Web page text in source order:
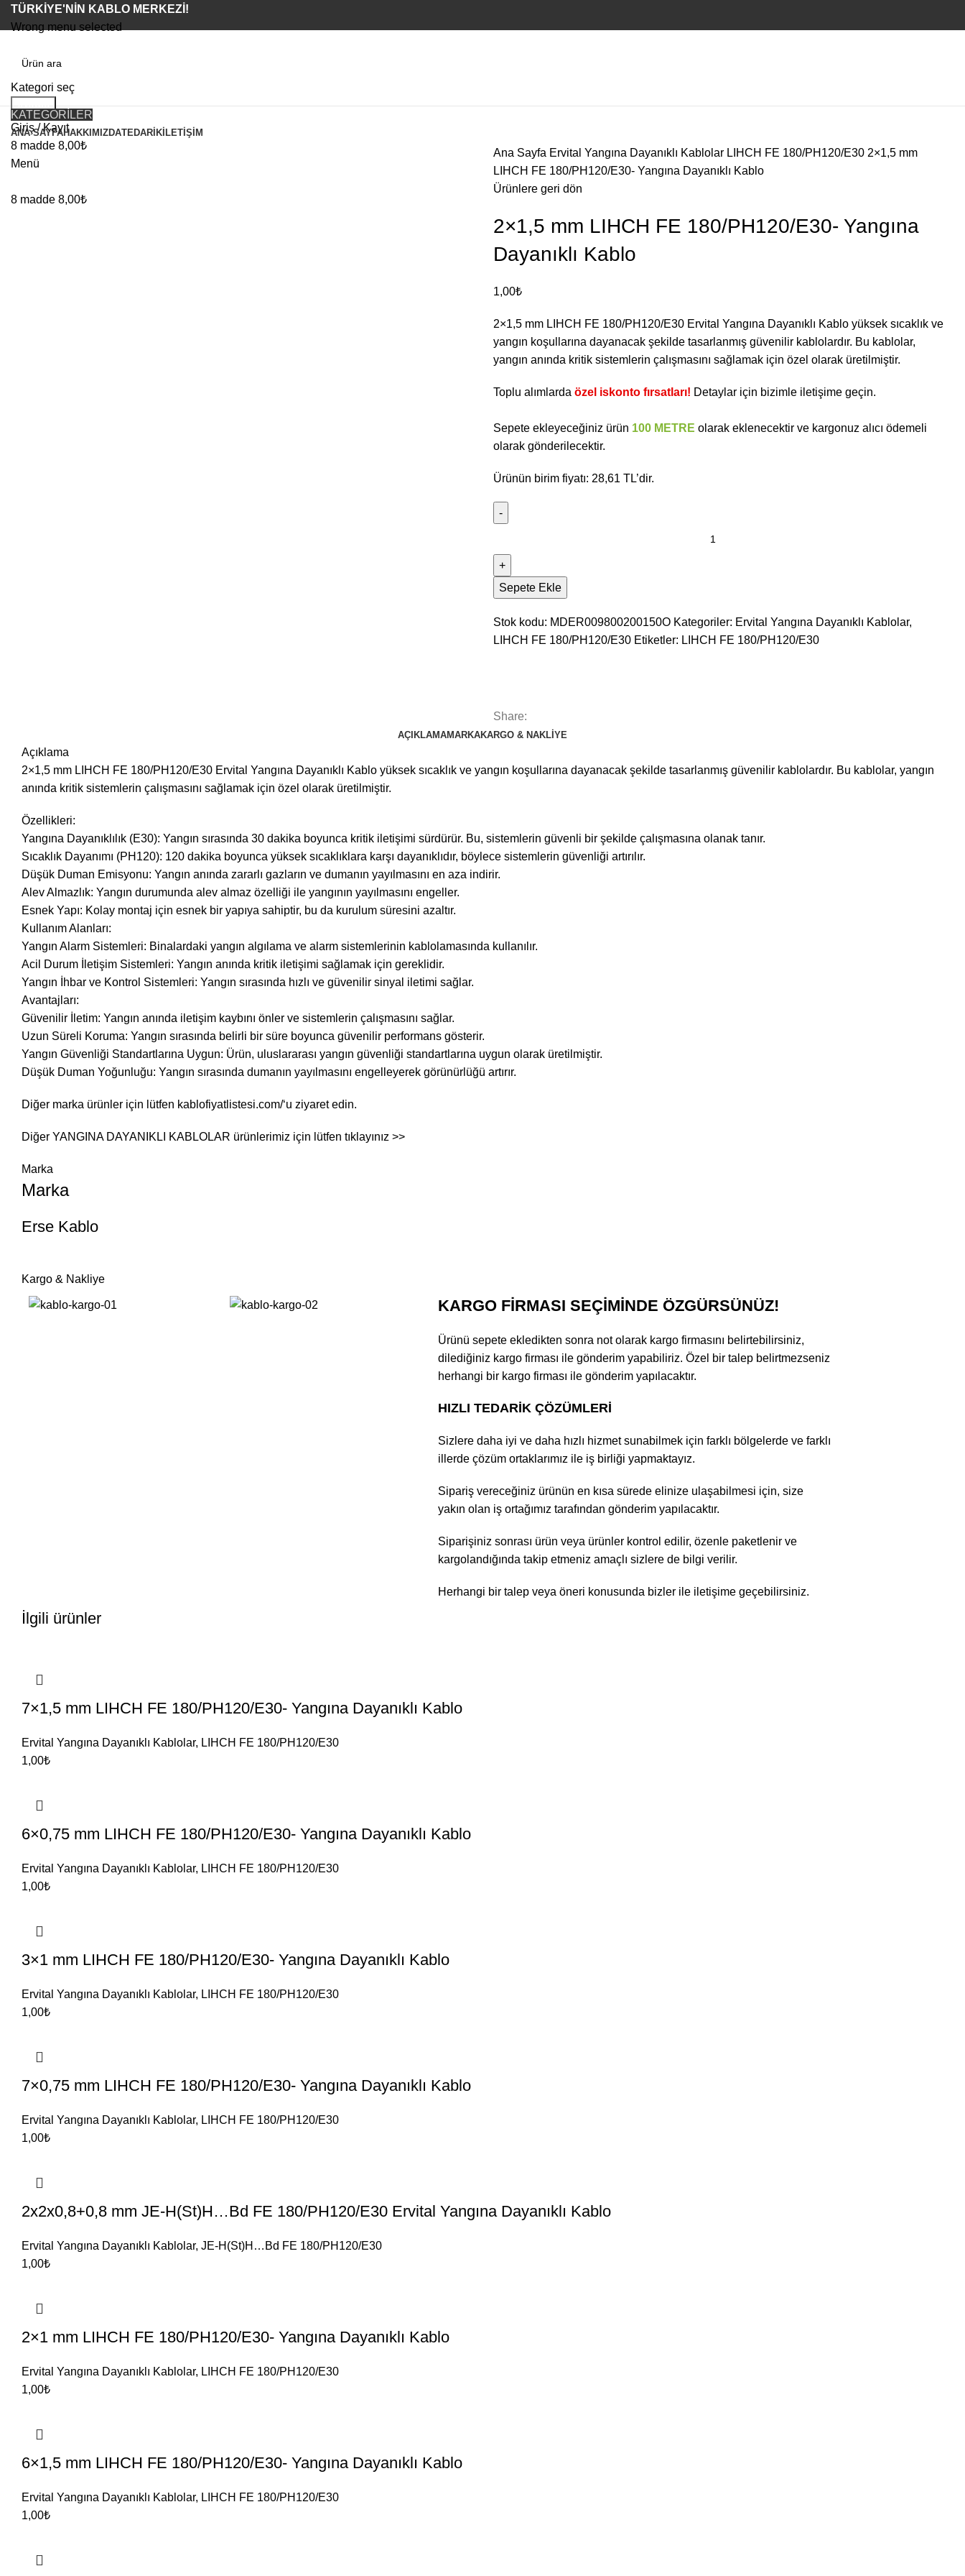
TÜRKİYE'NİN KABLO MERKEZİ!
Wrong menu selected
Kategori seç
Arama
Giriş / Kayıt
8 madde 8,00₺
Menü
8 madde 8,00₺
KATEGORİLER
ANA SAYFAHAKKIMIZDATEDARIK İLETIŞIM
Ana Sayfa Ervital Yangına Dayanıklı Kablolar LIHCH FE 180/PH120/E30 2×1,5 mm
LIHCH FE 180/PH120/E30- Yangına Dayanıklı Kablo
Ürünlere geri dön
2×1,5 mm LIHCH FE 180/PH120/E30- Yangına
Dayanıklı Kablo
1,00₺
2×1,5 mm LIHCH FE 180/PH120/E30 Ervital Yangına Dayanıklı Kablo yüksek sıcaklık ve
yangın koşullarına dayanacak şekilde tasarlanmış güvenilir kablolardır. Bu kablolar,
yangın anında kritik sistemlerin çalışmasını sağlamak için özel olarak üretilmiştir.
Toplu alımlarda özel iskonto fırsatları! Detaylar için bizimle iletişime geçin.
Sepete ekleyeceğiniz ürün 100 METRE olarak eklenecektir ve kargonuz alıcı ödemeli
olarak gönderilecektir.
Ürünün birim fiyatı: 28,61 TL’dir.
Sepete Ekle
Stok kodu: MDER009800200150O Kategoriler: Ervital Yangına Dayanıklı Kablolar,
LIHCH FE 180/PH120/E30 Etiketler: LIHCH FE 180/PH120/E30
Share:
AÇIKLAMAMARKAKARGO & NAKLIYE
Açıklama
2×1,5 mm LIHCH FE 180/PH120/E30 Ervital Yangına Dayanıklı Kablo yüksek sıcaklık ve yangın koşullarına dayanacak şekilde tasarlanmış güvenilir kablolardır. Bu kablolar, yangın
anında kritik sistemlerin çalışmasını sağlamak için özel olarak üretilmiştir.
Özellikleri:
Yangına Dayanıklılık (E30): Yangın sırasında 30 dakika boyunca kritik iletişimi sürdürür. Bu, sistemlerin güvenli bir şekilde çalışmasına olanak tanır.
Sıcaklık Dayanımı (PH120): 120 dakika boyunca yüksek sıcaklıklara karşı dayanıklıdır, böylece sistemlerin güvenliği artırılır.
Düşük Duman Emisyonu: Yangın anında zararlı gazların ve dumanın yayılmasını en aza indirir.
Alev Almazlık: Yangın durumunda alev almaz özelliği ile yangının yayılmasını engeller.
Esnek Yapı: Kolay montaj için esnek bir yapıya sahiptir, bu da kurulum süresini azaltır.
Kullanım Alanları:
Yangın Alarm Sistemleri: Binalardaki yangın algılama ve alarm sistemlerinin kablolamasında kullanılır.
Acil Durum İletişim Sistemleri: Yangın anında kritik iletişimi sağlamak için gereklidir.
Yangın İhbar ve Kontrol Sistemleri: Yangın sırasında hızlı ve güvenilir sinyal iletimi sağlar.
Avantajları:
Güvenilir İletim: Yangın anında iletişim kaybını önler ve sistemlerin çalışmasını sağlar.
Uzun Süreli Koruma: Yangın sırasında belirli bir süre boyunca güvenilir performans gösterir.
Yangın Güvenliği Standartlarına Uygun: Ürün, uluslararası yangın güvenliği standartlarına uygun olarak üretilmiştir.
Düşük Duman Yoğunluğu: Yangın sırasında dumanın yayılmasını engelleyerek görünürlüğü artırır.
Diğer marka ürünler için lütfen kablofiyatlistesi.com/‘u ziyaret edin.
Diğer YANGINA DAYANIKLI KABLOLAR ürünlerimiz için lütfen tıklayınız >>
Marka
Marka
Erse Kablo
Kargo & Nakliye
KARGO FİRMASI SEÇİMİNDE ÖZGÜRSÜNÜZ!
Ürünü sepete ekledikten sonra not olarak kargo firmasını belirtebilirsiniz,
dilediğiniz kargo firması ile gönderim yapabiliriz. Özel bir talep belirtmezseniz
herhangi bir kargo firması ile gönderim yapılacaktır.
HIZLI TEDARİK ÇÖZÜMLERİ
Sizlere daha iyi ve daha hızlı hizmet sunabilmek için farklı bölgelerde ve farklı
illerde çözüm ortaklarımız ile iş birliği yapmaktayız.
Sipariş vereceğiniz ürünün en kısa sürede elinize ulaşabilmesi için, size
yakın olan iş ortağımız tarafından gönderim yapılacaktır.
Siparişiniz sonrası ürün veya ürünler kontrol edilir, özenle paketlenir ve
kargolandığında takip etmeniz amaçlı sizlere de bilgi verilir.
Herhangi bir talep veya öneri konusunda bizler ile iletişime geçebilirsiniz.
İlgili ürünler
7×1,5 mm LIHCH FE 180/PH120/E30- Yangına Dayanıklı Kablo
Ervital Yangına Dayanıklı Kablolar, LIHCH FE 180/PH120/E30
1,00₺
6×0,75 mm LIHCH FE 180/PH120/E30- Yangına Dayanıklı Kablo
Ervital Yangına Dayanıklı Kablolar, LIHCH FE 180/PH120/E30
1,00₺
3×1 mm LIHCH FE 180/PH120/E30- Yangına Dayanıklı Kablo
Ervital Yangına Dayanıklı Kablolar, LIHCH FE 180/PH120/E30
1,00₺
7×0,75 mm LIHCH FE 180/PH120/E30- Yangına Dayanıklı Kablo
Ervital Yangına Dayanıklı Kablolar, LIHCH FE 180/PH120/E30
1,00₺
2x2x0,8+0,8 mm JE-H(St)H…Bd FE 180/PH120/E30 Ervital Yangına Dayanıklı Kablo
Ervital Yangına Dayanıklı Kablolar, JE-H(St)H…Bd FE 180/PH120/E30
1,00₺
2×1 mm LIHCH FE 180/PH120/E30- Yangına Dayanıklı Kablo
Ervital Yangına Dayanıklı Kablolar, LIHCH FE 180/PH120/E30
1,00₺
6×1,5 mm LIHCH FE 180/PH120/E30- Yangına Dayanıklı Kablo
Ervital Yangına Dayanıklı Kablolar, LIHCH FE 180/PH120/E30
1,00₺